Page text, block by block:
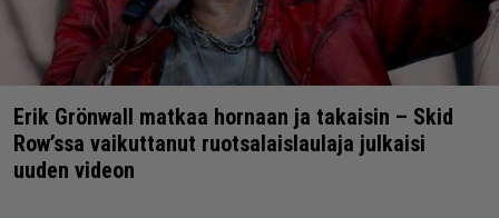
Erik Grönwall matkaa hornaan ja takaisin – Skid
Row’ssa vaikuttanut ruotsalaislaulaja julkaisi
uuden videon